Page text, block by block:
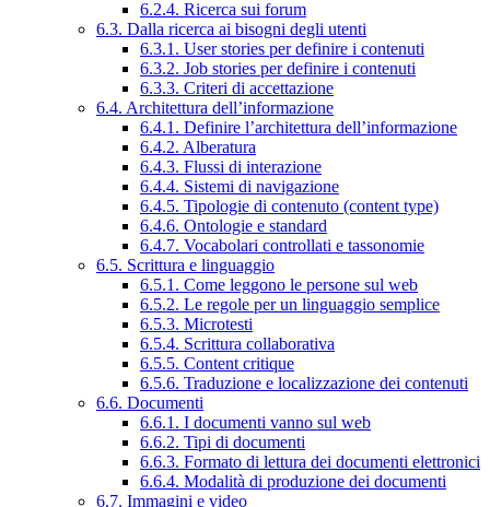
6.2.4. Ricerca sui forum
6.3. Dalla ricerca ai bisogni degli utenti
6.3.1. User stories per definire i contenuti
6.3.2. Job stories per definire i contenuti
6.3.3. Criteri di accettazione
6.4. Architettura dell’informazione
6.4.1. Definire l’architettura dell’informazione
6.4.2. Alberatura
6.4.3. Flussi di interazione
6.4.4. Sistemi di navigazione
6.4.5. Tipologie di contenuto (content type)
6.4.6. Ontologie e standard
6.4.7. Vocabolari controllati e tassonomie
6.5. Scrittura e linguaggio
6.5.1. Come leggono le persone sul web
6.5.2. Le regole per un linguaggio semplice
6.5.3. Microtesti
6.5.4. Scrittura collaborativa
6.5.5. Content critique
6.5.6. Traduzione e localizzazione dei contenuti
6.6. Documenti
6.6.1. I documenti vanno sul web
6.6.2. Tipi di documenti
6.6.3. Formato di lettura dei documenti elettronici
6.6.4. Modalità di produzione dei documenti
6.7. Immagini e video